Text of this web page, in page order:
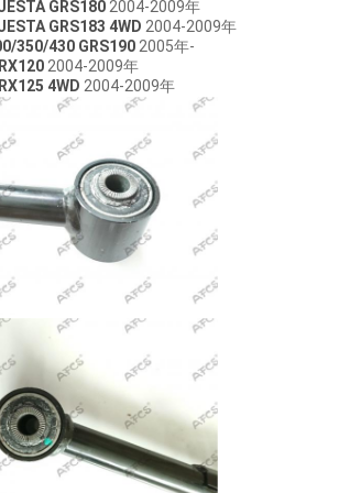
GRS1802004-2009年
GRS183 4WD 2004-2009年
350/430 GRS1902005年-
2004-2009年
4WD 2004-2009年